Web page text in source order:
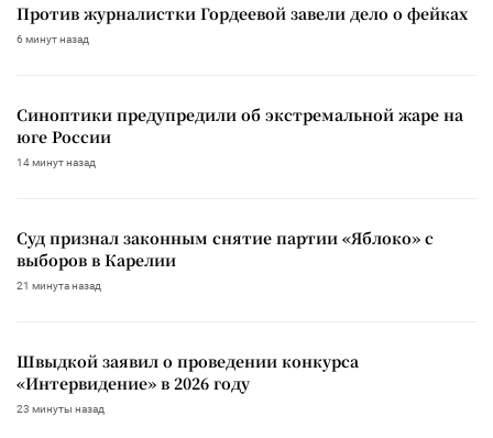
Против журналистки Гордеевой завели дело о фейках
6 минут назад
Синоптики предупредили об экстремальной жаре на
юге России
14 минут назад
Суд признал законным снятие партии «Яблоко» с
выборов в Карелии
21 минута назад
Швыдкой заявил о проведении конкурса
«Интервидение» в 2026 году
23 минуты назад